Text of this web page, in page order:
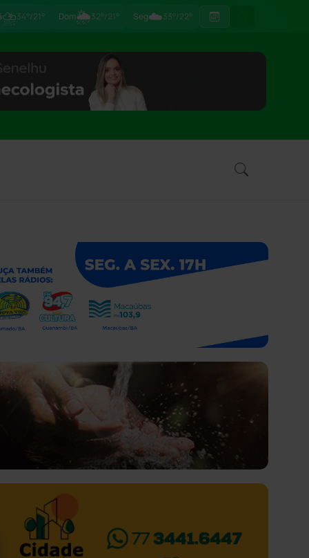
⛈34°/21° Dom🌦32°/21° Seg☁️33°/22°